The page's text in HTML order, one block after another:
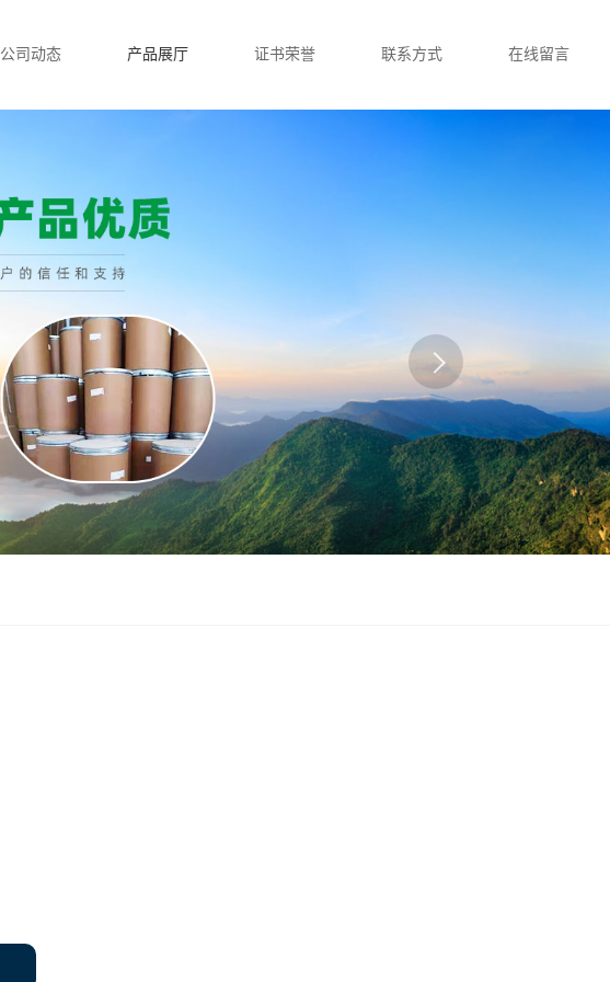
公司动态 产品展厅 证书荣誉 联系方式 在线留言